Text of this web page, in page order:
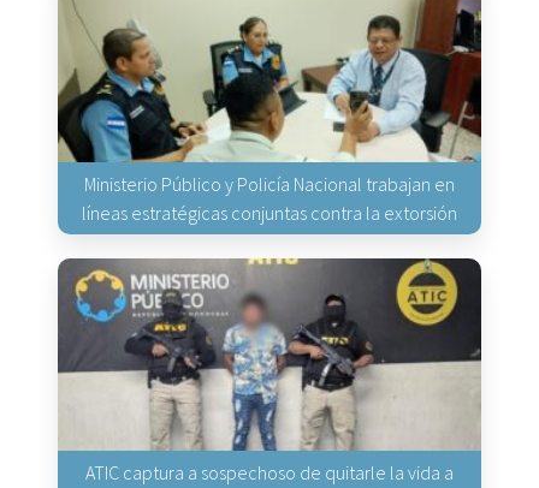
Ministerio Público y Policía Nacional trabajan en
líneas estratégicas conjuntas contra la extorsión
ATIC captura a sospechoso de quitarle la vida a